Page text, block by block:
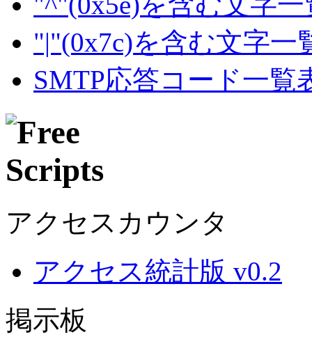
"|"(0x7c)を含む文字一
SMTP応答コード一覧
アクセスカウンタ
アクセス統計版 v0.2
掲示板